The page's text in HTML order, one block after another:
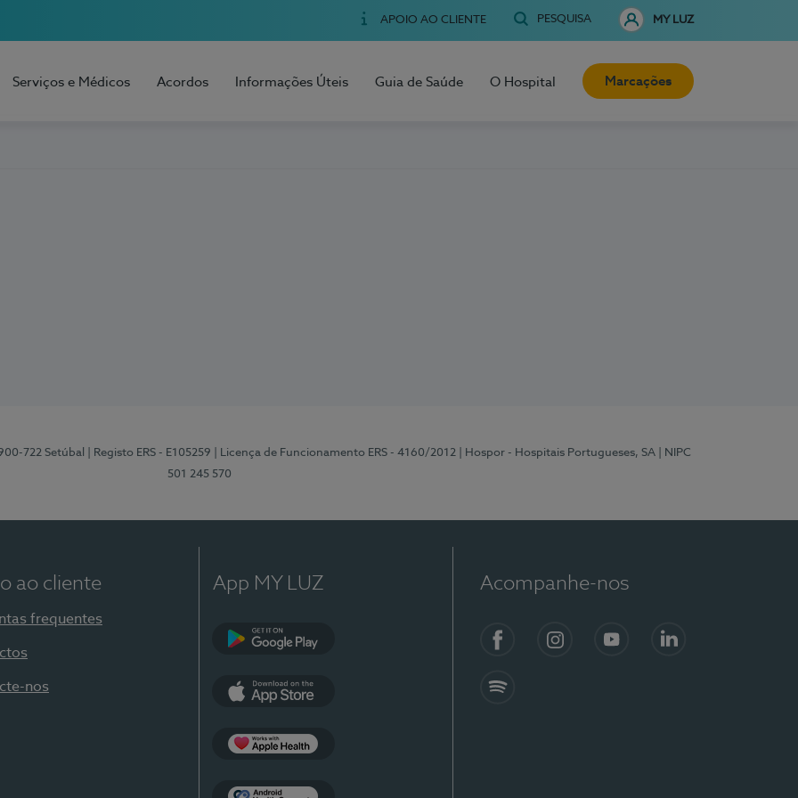
APOIO AO CLIENTE PESQUISA MY LUZ
Serviços e Médicos Acordos Informações Úteis Guia de Saúde O Hospital Marcações
722 Setúbal | Registo ERS - E105259 | Licença de Funcionamento ERS - 4160/2012 | Hospor - Hospitais Portugueses, SA
| NIPC
501 245 570
ao cliente
frequentes
nos
App MY LUZ Acompanhe-nos